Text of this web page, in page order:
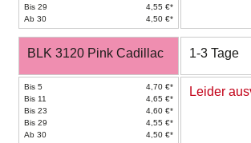
Bis 29
4,55 €*
Ab 30
4,50 €*
BLK 3120 Pink Cadillac 1-3 Tage
Bis 5
4,70 €*
Bis 11
4,65 €*
Bis 23
4,60 €*
Bis 29
4,55 €*
Ab 30
4,50 €*
Leider